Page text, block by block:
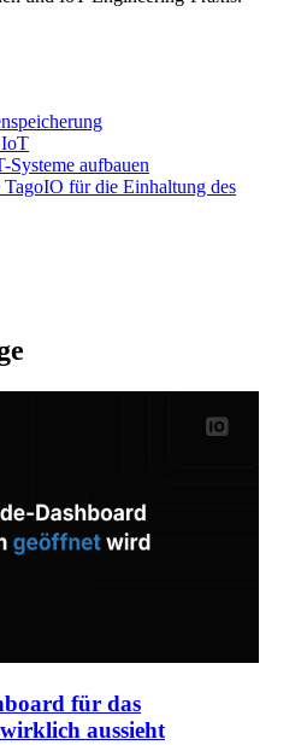
IoT
aufbauen
für die Einhaltung des
für das
aussieht